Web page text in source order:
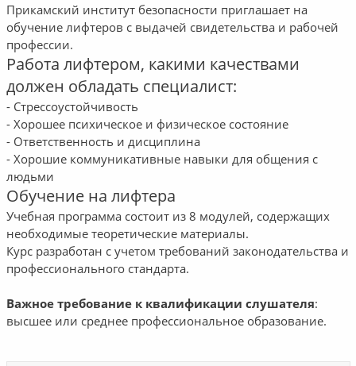
Прикамский институт безопасности приглашает на
обучение лифтеров с выдачей свидетельства и рабочей
профессии.
Работа лифтером, какими качествами
должен обладать специалист:
- Стрессоустойчивость
- Хорошее психическое и физическое состояние
- Ответственность и дисциплина
- Хорошие коммуникативные навыки для общения с
людьми
Обучение на лифтера
Учебная программа состоит из 8 модулей, содержащих
необходимые теоретические материалы.
Курс разработан с учетом требований законодательства и
профессионального стандарта.
Важное требование к квалификации слушателя:
высшее или среднее профессиональное образование.